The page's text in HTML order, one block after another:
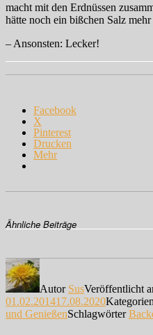
macht mit den Erdnüssen
hätte noch ein bißchen Salz
– Ansonsten: Lecker!
Facebook
X
Pinterest
Drucken
Mehr
Ähnliche Beiträge
Autor SusVeröffentlicht
01.02.201417.08.2020
und GenießenSchlagwörter